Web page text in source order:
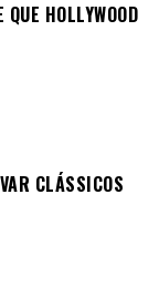
HOLLYWOOD
CLÁSSICOS